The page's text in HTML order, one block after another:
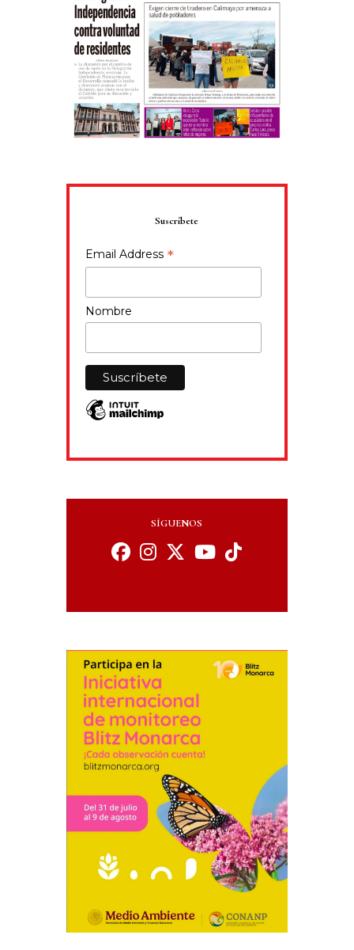
Suscríbete
Email Address *
Nombre
SÍGUENOS